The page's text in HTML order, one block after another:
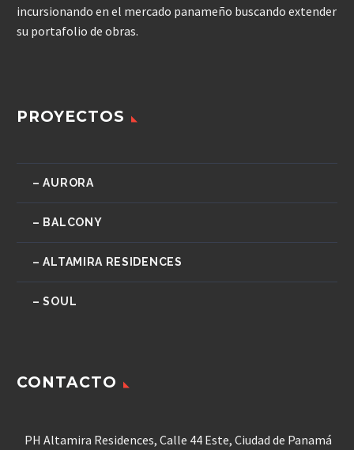
incursionando en el mercado panameño buscando extender
su portafolio de obras.
PROYECTOS
– AURORA
– BALCONY
– ALTAMIRA RESIDENCES
– SOUL
CONTACTO
PH Altamira Residences, Calle 44 Este, Ciudad de Panamá